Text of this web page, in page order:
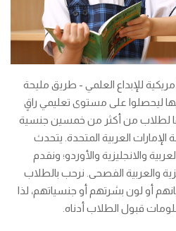
للإبداع العلمي - طريق مليحة
ليحصلوا على مستوى تعليمي راقٍ
لطلاب من أكثر من خمسين جنسية
العربية المتحدة. يتحدث
والانجليزية والأوردو؛ ونقدم
والعربية الفصحى. نرحب بالطلاب
أو لون بشرتهم أو جنسياتهم، لذا
قبول الطلاب أدناه.